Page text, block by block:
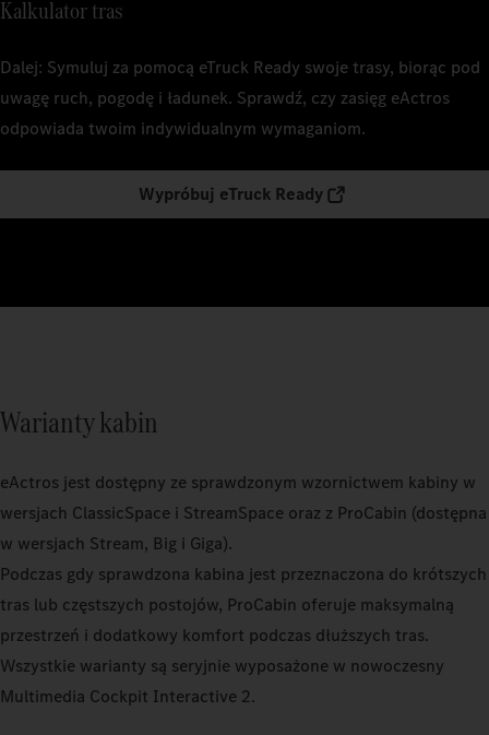
Kalkulator tras
Dalej: Symuluj za pomocą eTruck Ready swoje trasy, biorąc pod
uwagę ruch, pogodę i ładunek. Sprawdź, czy zasięg eActros
odpowiada twoim indywidualnym wymaganiom.
Wypróbuj eTruck Ready
Warianty kabin
eActros jest dostępny ze sprawdzonym wzornictwem kabiny w
wersjach ClassicSpace i StreamSpace oraz z ProCabin (dostępna
w wersjach Stream, Big i Giga).
Podczas gdy sprawdzona kabina jest przeznaczona do krótszych
tras lub częstszych postojów, ProCabin oferuje maksymalną
przestrzeń i dodatkowy komfort podczas dłuższych tras.
Wszystkie warianty są seryjnie wyposażone w nowoczesny
Multimedia Cockpit Interactive 2.